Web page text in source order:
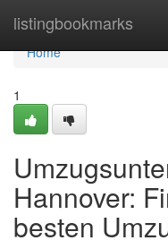
listingbookmarks
Home
Home
1
Hannover:
besten